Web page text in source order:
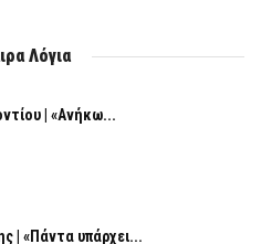
Λόγια
| «Ανήκω...
| «Πάντα υπάρχει...